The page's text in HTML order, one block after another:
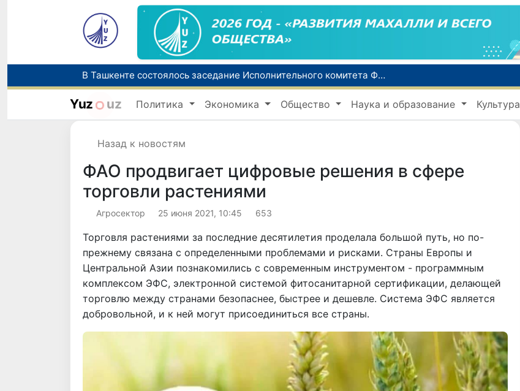
В Ташкенте состоялось заседание Исполнительного комитета Федерации тяжелой атлетики Азии
Коканд присоединился к Глобальному альянсу ЮНЕСКО по медиа- и информационной грамотности
В Ташкентской области шесть компаний подозреваются в уклонении от уплаты налогов на 42,5 млрд сумов
Yuz uz Политика Экономика Общество Наука и образование Культура
Назад к новостям
ФАО продвигает цифровые решения в сфере
торговли растениями
Агросектор 25 июня 2021, 10:45 653
Торговля растениями за последние десятилетия проделала большой путь, но по-
прежнему связана с определенными проблемами и рисками. Страны Европы и
Центральной Азии познакомились с современным инструментом - программным
комплексом ЭФС, электронной системой фитосанитарной сертификации, делающей
торговлю между странами безопаснее, быстрее и дешевле. Система ЭФС является
добровольной, и к ней могут присоединиться все страны.